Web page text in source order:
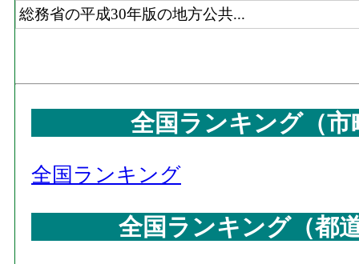
総務省の平成30年版の地方公共...
全国ランキング（
全国ランキング
全国ランキング（都